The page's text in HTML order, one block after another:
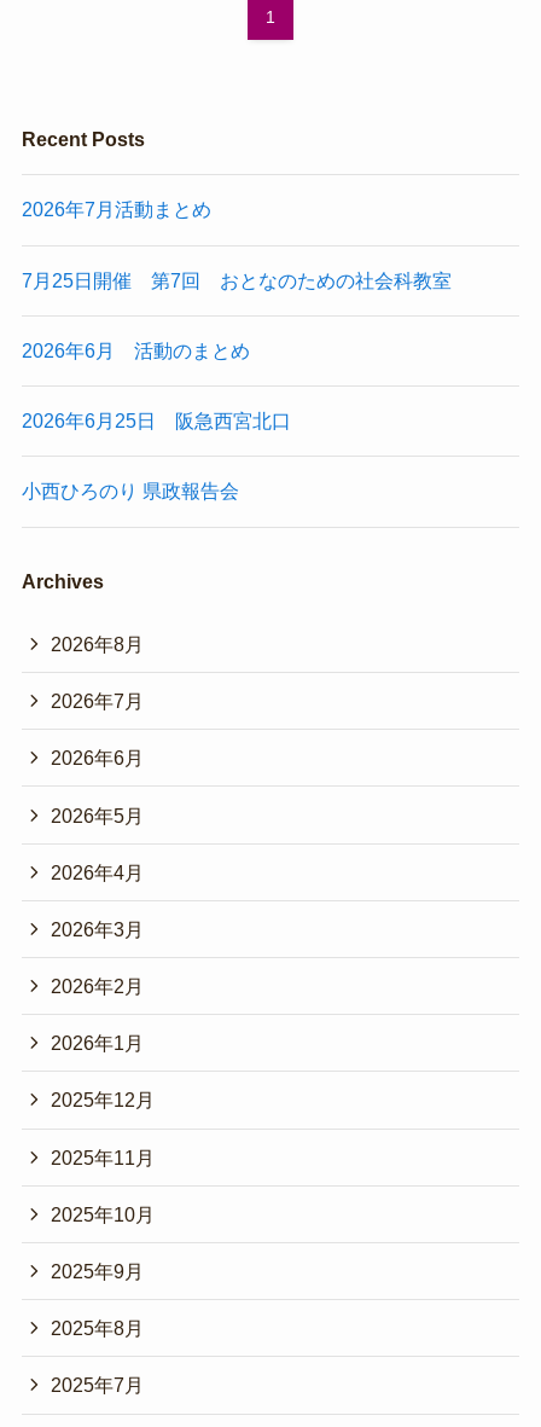
1
Recent Posts
2026年7月活動まとめ
7月25日開催 第7回 おとなのための社会科教室
2026年6月 活動のまとめ
2026年6月25日 阪急西宮北口
小西ひろのり 県政報告会
Archives
2026年8月
2026年7月
2026年6月
2026年5月
2026年4月
2026年3月
2026年2月
2026年1月
2025年12月
2025年11月
2025年10月
2025年9月
2025年8月
2025年7月